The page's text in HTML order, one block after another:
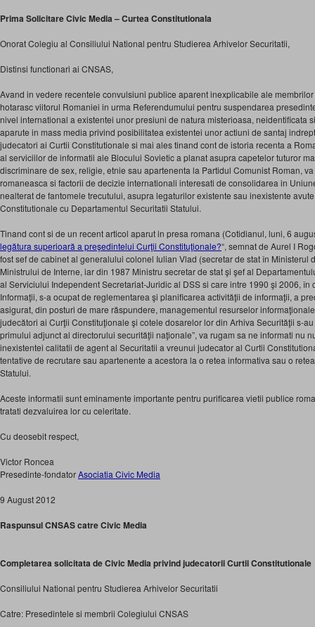
Prima Solicitare Civic Media – Curtea Constitutionala
Onorat Colegiu al Consiliului National pentru Studierea Arhivelor Securitatii,
Distinsi functionari ai CNSAS,
Avand in vedere recentele convulsiuni publice aparent inexplicabile ale
hotarasc viitorul Romaniei in urma Referendumului pentru suspendarea
nivel international a existentei unor presiuni de natura misterioasa, neidentificata
aparute in mass media privind posibilitatea existentei unor actiuni de santaj
judecatori ai Curtii Constitutionale si mai ales tinand cont de istoria recenta a
al serviciilor de informatii ale Blocului Sovietic a planat asupra capetelor tuturor
discriminare de sex, religie, etnie sau apartenenta la Partidul Comunist Roman,
romaneasca si factorii de decizie internationali interesati de consolidarea in
nealterat de fantomele trecutului, asupra legaturilor existente sau inexistente
Constitutionale cu Departamentul Securitatii Statului.
Tinand cont si de un recent articol aparut in presa romana (Cotidianul, luni, 6
legătura superioară a preşedintelui Curţii Constituţionale?“, semnat de Aurel I
fost sef de cabinet al generalului colonel Iulian Vlad (secretar de stat în Ministerul
Ministrului de Interne, iar din 1987 Ministru secretar de stat şi şef al
al Serviciului Independent Secretariat-Juridic al DSS si care intre 1990 şi 2006, în
Informaţii, s-a ocupat de reglementarea şi planificarea activităţii de informaţii, a
asigurat, din posturi de mare răspundere, managementul resurselor
judecători ai Curţii Constituţionale şi cotele dosarelor lor din Arhiva Securităţii s-
primului adjunct al directorului securităţii naţionale”, va rugam sa ne informati nu
inexistentei calitatii de agent al Securitatii a vreunui judecator al Curtii
tentative de recrutare sau apartenente a acestora la o retea informativa sau o
Statului.
Aceste informatii sunt eminamente importante pentru purificarea vietii publice
tratati dezvaluirea lor cu celeritate.
Cu deosebit respect,
Victor Roncea
Presedinte-fondatorAsociatia Civic Media
9 August 2012
Raspunsul CNSAS catre Civic Media
Completarea solicitata de Civic Media privind judecatorii Curtii Constitutionale
Consiliului National pentru Studierea Arhivelor Securitatii
Catre: Presedintele si membrii Colegiului CNSAS